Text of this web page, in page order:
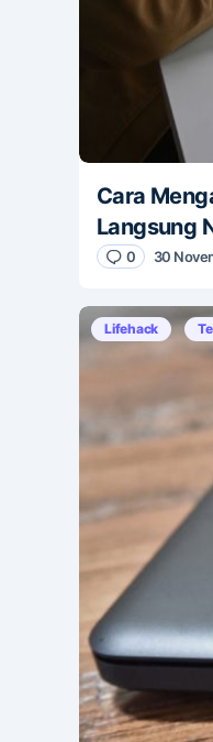
Cara
Langsung
0 30
Lifehack